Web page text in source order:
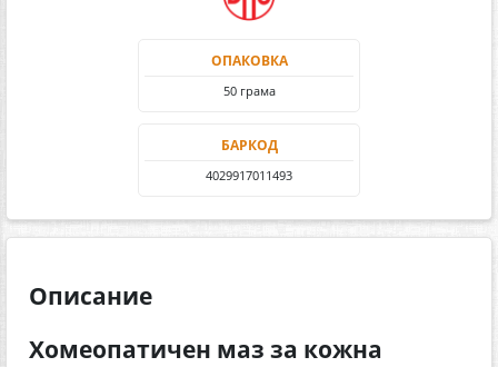
ОПАКОВКА
50 грама
БАРКОД
4029917011493
Описание
Хомеопатичен маз за кожна